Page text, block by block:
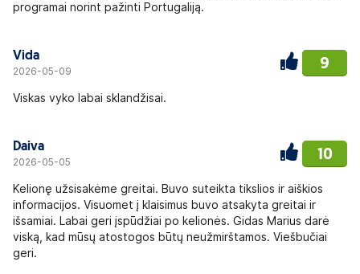
programai norint pažinti Portugaliją.
Vida
2026-05-09 9
Viskas vyko labai sklandžisai.
Daiva
2026-05-05 10
Kelionę užsisakėme greitai. Buvo suteikta tikslios ir aiškios
informacijos. Visuomet į klaisimus buvo atsakyta greitai ir
išsamiai. Labai geri įspūdžiai po kelionės. Gidas Marius darė
viską, kad mūsų atostogos būtų neužmirštamos. Viešbučiai
geri.